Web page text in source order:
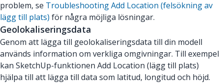
problem, se Troubleshooting Add Location (felsökning av
lägg till plats) för några möjliga lösningar.
Geolokaliseringsdata
Genom att lägga till geolokaliseringsdata till din modell
används information om verkliga omgivningar. Till exempel
kan SketchUp-funktionen Add Location (lägg till plats)
hjälpa till att lägga till data som latitud, longitud och höjd.